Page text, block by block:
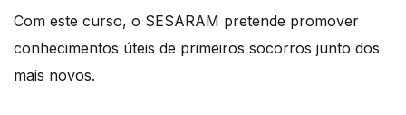
Com este curso, o SESARAM pretende promover
conhecimentos úteis de primeiros socorros junto dos
mais novos.